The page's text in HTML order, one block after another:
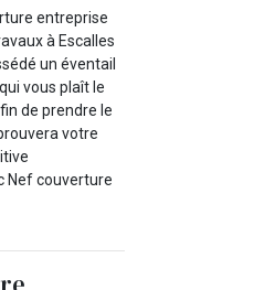
entreprise
à Escalles
un éventail
vous plaît le
de prendre le
votre
Nef couverture